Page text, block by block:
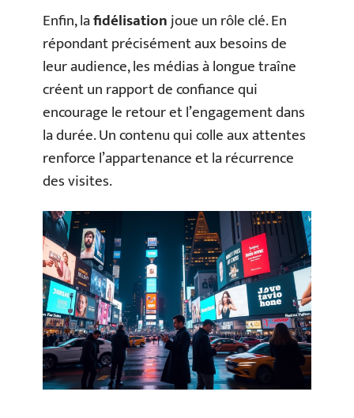
Enfin, lafidélisationjoue un rôle clé. En
répondant précisément aux besoins de
leur audience, les médias à longue traîne
créent un rapport de confiance qui
encourage le retour et l’engagement dans
la durée. Un contenu qui colle aux attentes
renforce l’appartenance et la récurrence
des visites.